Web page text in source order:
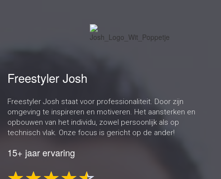
Freestyler Josh
Freestyler Josh staat voor professionaliteit. Door zijn
omgeving te inspireren en motiveren. Het aansterken en
opbouwen van het individu, zowel persoonlijk als op
technisch vlak. Onze focus is gericht op de ander!
15+ jaar ervaring